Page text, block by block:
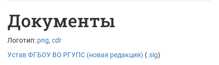
Документы
Логотип: png, cdr
Устав ФГБОУ ВО РГУПС (новая редакция) (.sig)